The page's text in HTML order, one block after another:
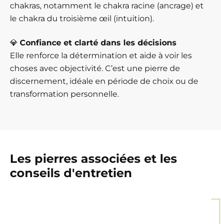
chakras, notamment le chakra racine (ancrage) et
le chakra du troisième œil (intuition).
💎 Confiance et clarté dans les décisions
Elle renforce la détermination et aide à voir les
choses avec objectivité. C’est une pierre de
discernement, idéale en période de choix ou de
transformation personnelle.
Les pierres associées et les
conseils d'entretien